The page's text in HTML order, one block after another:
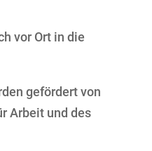
vor Ort in die
gefördert von
Arbeit und des